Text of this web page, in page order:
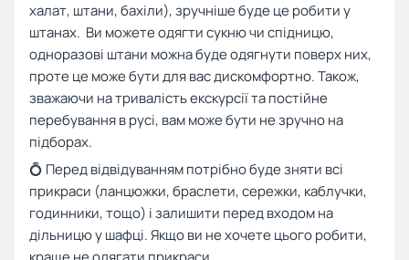
халат, штани, бахіли), зручніше буде це робити у
штанах. Ви можете одягти сукню чи спідницю,
одноразові штани можна буде одягнути поверх них,
проте це може бути для вас дискомфортно. Також,
зважаючи на тривалість екскурсії та постійне
перебування в русі, вам може бути не зручно на
підборах.
💍 Перед відвідуванням потрібно буде зняти всі
прикраси (ланцюжки, браслети, сережки, каблучки,
годинники, тощо) і залишити перед входом на
дільницю у шафці. Якщо ви не хочете цього робити,